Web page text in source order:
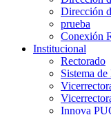
Dirección
prueba
Conexión
Institucional
Rectorado
Sistema
Innova